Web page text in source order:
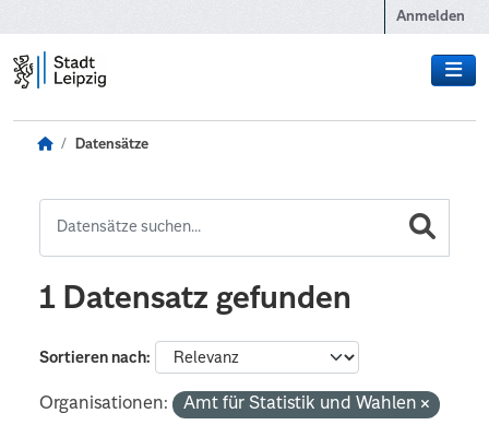
Anmelden
Datensätze
1 Datensatz gefunden
Sortieren nach
Organisationen:
Amt für Statistik und Wahlen